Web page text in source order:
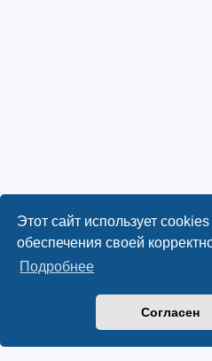
Этот сайт использует
обеспечения своей
Подробнее
Согласен